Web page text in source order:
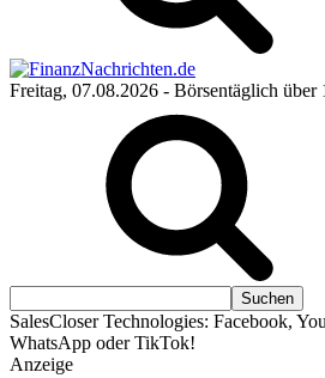
Freitag, 07.08.2026 - Börsentäglich über
SalesCloser Technologies: Facebook,
WhatsApp oder TikTok!
Anzeige